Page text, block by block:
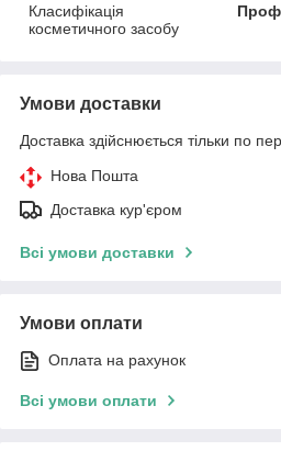
Класифікація
косметичного засобу
Умови доставки
Доставка здійснюється тільки по
Нова Пошта
Доставка кур'єром
Всі умови доставки
Умови оплати
Оплата на рахунок
Всі умови оплати